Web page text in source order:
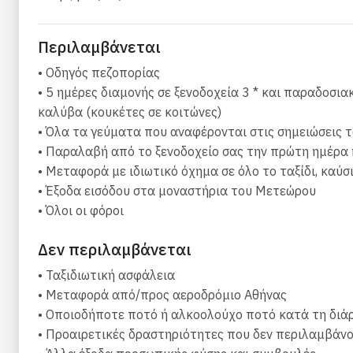
Παρατηρήστε την πλούσια χλωρίδα και πανίδα του
Ακολουθήστε τα μονοπάτια των αρχαίων μοναχών
Δοκιμάστε νόστιμα τοπικά φαγητά και δοκιμάστε
1η μέρα: Άφιξη στην Αθήνα
Καλώς ήρθατε στην Αθήνα!
Κατά την άφιξή σας στο Διεθνές Αεροδρόμιο της
κανονίσουμε μια ιδιωτική μεταφορά για εσάς).
ημέρα ελεύθερη για να εξερευνήσετε την Αθήνα, μια
Το ξενοδοχείο σας βρίσκεται σε βολική τοποθεσία
περίπατο στις γραφικές γειτονιές της Πλάκας, του
χώρο της UNESCO της Ακρόπολης με τον
Βουλή και να περιπλανηθείτε στους Εθνικούς
προσφέροντας υπέροχη θέα στην Ακρόπολη και την
αναμνηστικά και να απολαύσετε τη ζωντανή πόλη
Περιλαμβάνεται
• Οδηγός πεζοπορίας
• 5 ημέρες διαμονής σε ξενοδοχεία 3 * και
καλύβα (κουκέτες σε κοιτώνες)
• Όλα τα γεύματα που αναφέρονται στις σημειώσεις
• Παραλαβή από το ξενοδοχείο σας την πρώτη ημέρα
• Μεταφορά με ιδιωτικό όχημα σε όλο το ταξίδι,
• Έξοδα εισόδου στα μοναστήρια του Μετεώρου
• Όλοι οι φόροι
Δεν περιλαμβάνεται
• Ταξιδιωτική ασφάλεια
• Μεταφορά από/προς αεροδρόμιο Αθήνας
• Οποιοδήποτε ποτό ή αλκοολούχο ποτό κατά τη
• Προαιρετικές δραστηριότητες που δεν